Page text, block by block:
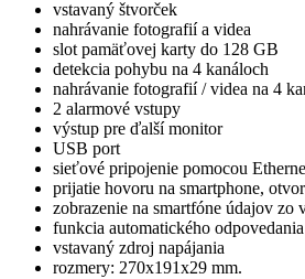
vstavaný štvorček
nahrávanie fotografií a videa
slot pamäťovej karty do 128 GB
detekcia pohybu na 4 kanáloch
nahrávanie fotografií / videa na 4
2 alarmové vstupy
výstup pre ďalší monitor
USB port
sieťové pripojenie pomocou
prijatie hovoru na smartphone,
zobrazenie na smartfóne údajov zo
funkcia automatického odpovedania
vstavaný zdroj napájania
rozmery: 270х191х29 mm.